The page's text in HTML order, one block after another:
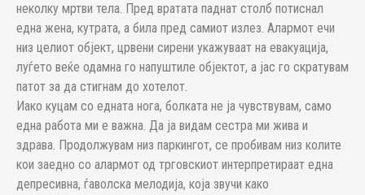
неколку мртви тела. Пред вратата паднат столб потиснал
една жена, кутрата, а била пред самиот излез. Алармот ечи
низ целиот објект, црвени сирени укажуваат на евакуација,
луѓето веќе одамна го напуштиле објектот, а јас го скратувам
патот за да стигнам до хотелот.
Иако куцам со едната нога, болката не ја чувствувам, само
една работа ми е важна. Да ја видам сестра ми жива и
здрава. Продолжувам низ паркингот, се пробивам низ колите
кои заедно со алармот од трговскиот интерпретираат една
депресивна, ѓаволска мелодија, која звучи како